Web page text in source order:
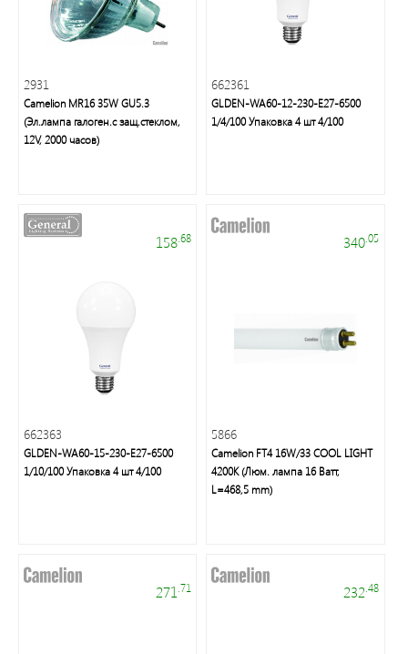
Часы
Настольные
светильники
Прожекторы
Подсветка
Люстры/
торшеры/
бра
2931
Camelion MR16 35W GU5.3
(Эл.лампа галоген.с защ.стеклом,
12V, 2000 часов)
662361
GLDEN-WA60-12-230-E27-6500
1/4/100 Упаковка 4 шт 4/100
158.68
662363
GLDEN-WA60-15-230-E27-6500
1/10/100 Упаковка 4 шт 4/100
340.05
5866
Camelion FT4 16W/33 COOL LIGHT
4200K (Люм. лампа 16 Ватт,
L=468,5 mm)
271 .71 232 .48